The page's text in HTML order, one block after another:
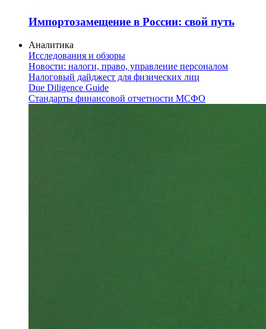
Импортозамещение в России: свой путь
Аналитика
Исследования и обзоры
Новости: налоги, право, управление персоналом
Налоговый дайджест для физических лиц
Due Diligence Guide
Стандарты финансовой отчетности МСФО